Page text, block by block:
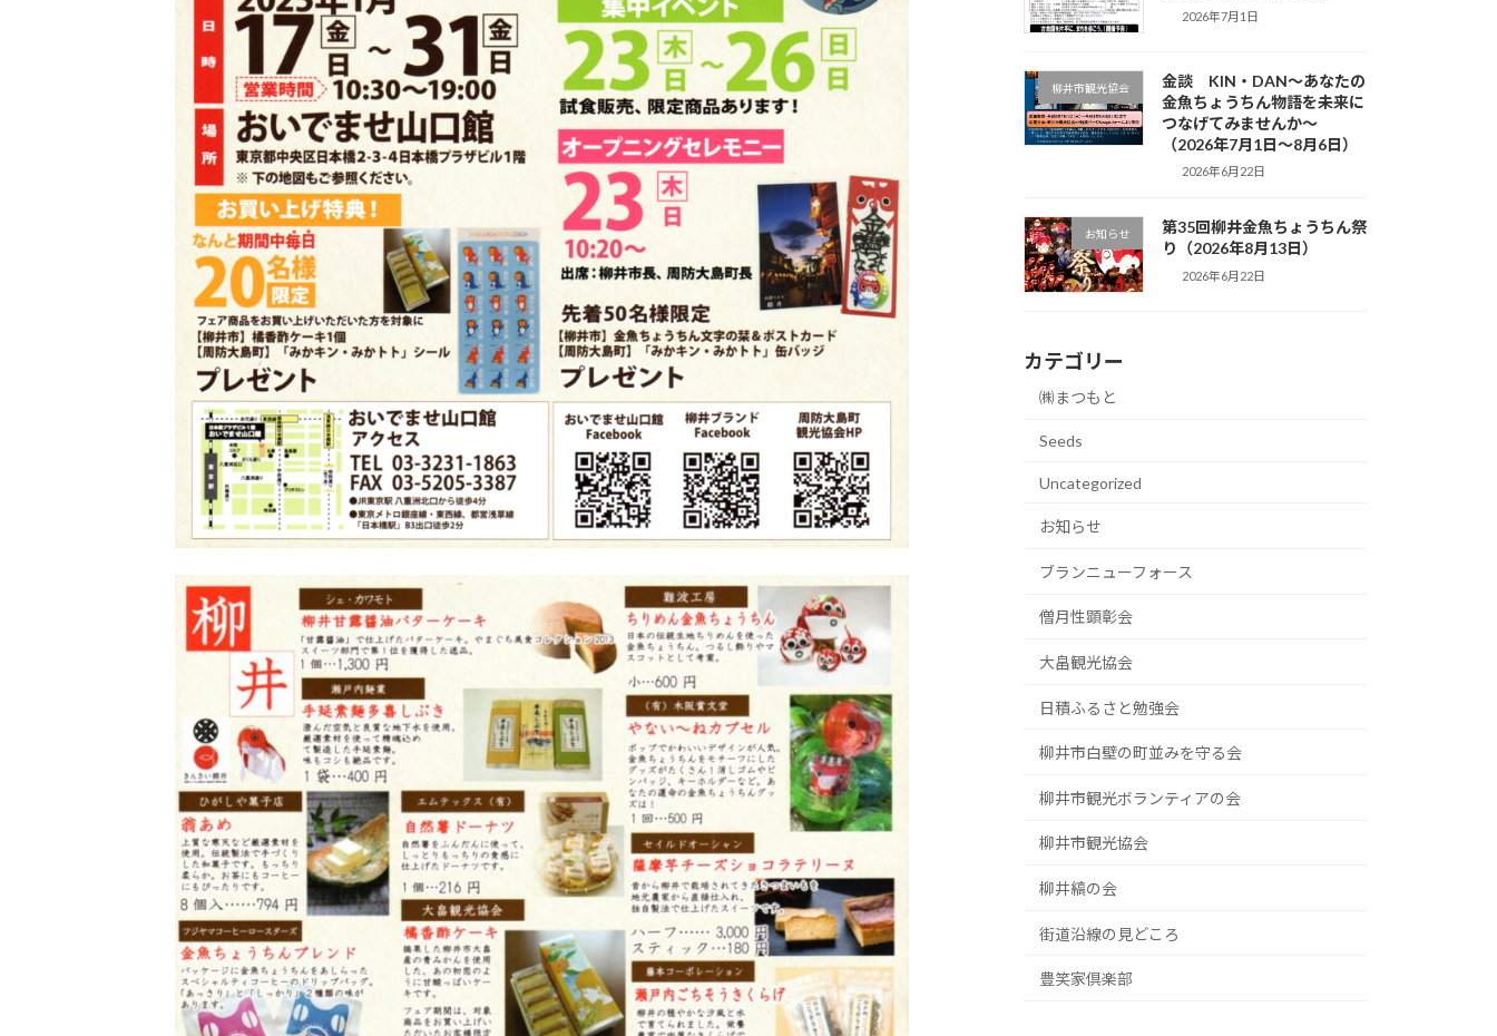
2026年7月1日
柳井市観光協会
金談 KIN・DAN～あなたの
金魚ちょうちん物語を未来に
つなげてみませんか～
（2026年7月1日～8月6日）
2026年6月22日
お知らせ
第35回柳井金魚ちょうちん祭
り（2026年8月13日）
2026年6月22日
カテゴリー
㈱まつもと
Seeds
Uncategorized
お知らせ
ブランニューフォース
僧月性顕彰会
大畠観光協会
日積ふるさと勉強会
柳井市白壁の町並みを守る会
柳井市観光ボランティアの会
柳井市観光協会
柳井縞の会
街道沿線の見どころ
豊笑家倶楽部